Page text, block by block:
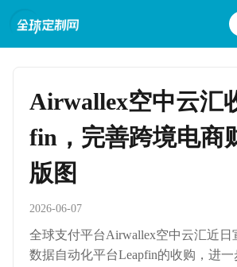
Airwallex空中云汇
fin，完善跨境电商
版图
2026-06-07
全球支付平台Airwallex空中云汇近日
数据自动化平台Leapfin的收购，进